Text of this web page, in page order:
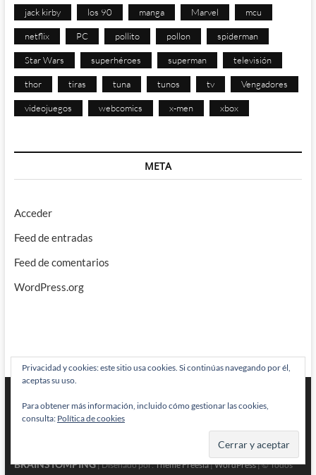
jack kirby los 90 manga Marvel mcu
netflix PC pollito pollon spiderman
Star Wars superhéroes superman televisión
thor tiras tuna tunos tv Vengadores
videojuegos webcomics x-men xbox
META
Acceder
Feed de entradas
Feed de comentarios
WordPress.org
BRAINSTOMPING| Diseñado por:Theme Freesia|WordPress| © Todos
Privacidad y cookies: este sitio usa cookies. Si continúas navegando por él,
aceptas su uso.
Para obtener más información, incluido cómo gestionar las cookies,
consulta: Política de cookies